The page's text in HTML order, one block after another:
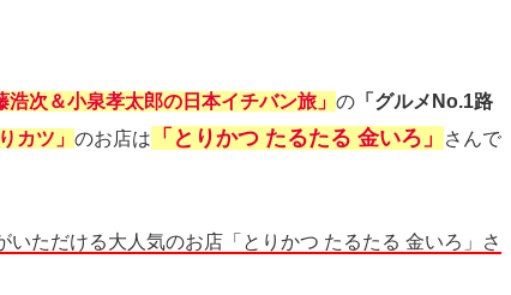
浩次＆小泉孝太郎の日本イチバン旅 」 の 「グルメNo.1路
カツ」 のお店は 「とりかつ たるたる 金いろ」 さんで
いただける大人気のお店「とりかつ たるたる 金いろ」さ